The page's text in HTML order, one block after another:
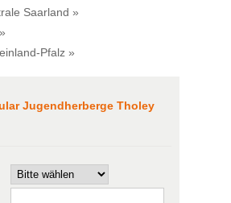
Saarland »
Pfalz »
Jugendherberge Tholey